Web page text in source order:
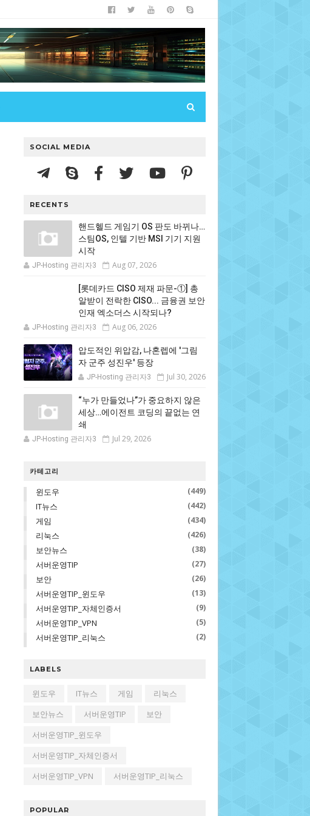
SOCIAL MEDIA
RECENTS
핸드헬드 게임기 OS 판도 바뀌나…
스팀OS, 인텔 기반 MSI 기기 지원
시작
JP-Hosting 관리자3 Aug 07, 2026
[롯데카드 CISO 제재 파문-①] 총
알받이 전락한 CISO... 금융권 보안
인재 엑소더스 시작되나?
JP-Hosting 관리자3 Aug 06, 2026
압도적인 위압감, 나혼렙에 '그림
자 군주 성진우' 등장
JP-Hosting 관리자3 Jul 30, 2026
“누가 만들었나”가 중요하지 않은
세상…에이전트 코딩의 끝없는 연
쇄
JP-Hosting 관리자3 Jul 29, 2026
카테고리
윈도우 (449)
IT뉴스 (442)
게임 (434)
리눅스 (426)
보안뉴스 (38)
서버운영TIP (27)
보안 (26)
서버운영TIP_윈도우 (13)
서버운영TIP_자체인증서 (9)
서버운영TIP_VPN (5)
서버운영TIP_리눅스 (2)
LABELS
윈도우 IT뉴스 게임
리눅스
보안뉴스
서버운영TIP
보안
서버운영TIP_윈도우
서버운영TIP_자체인증서
서버운영TIP_VPN
서버운영TIP_리눅스
POPULAR